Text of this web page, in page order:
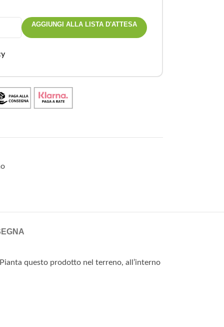
AGGIUNGI ALLA LISTA D'ATTESA
questo prodotto nel terreno, all’interno